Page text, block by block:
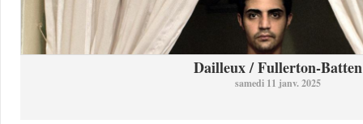
Dailleux / Fullerton-Batten
samedi 11 janv. 2025